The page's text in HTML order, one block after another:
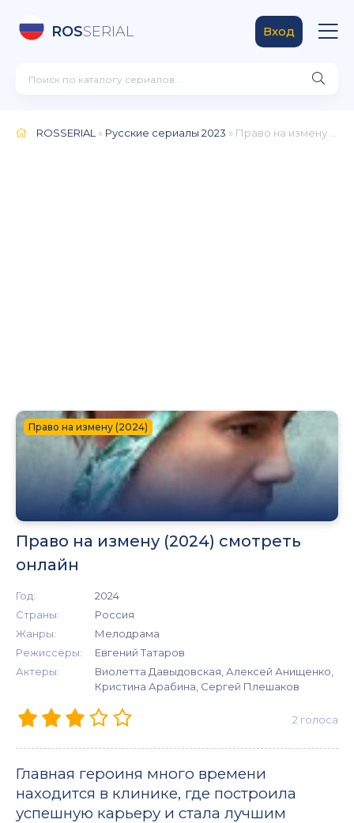
ROSSERIAL Вход
ROSSERIAL » Русские сериалы 2023 » Право на измену (2024)
Право на измену (2024)
Право на измену (2024) смотреть
онлайн
Год:
2024
Страны:
Россия
Жанры:
Мелодрама
Режиссёры:
Евгений Татаров
Актеры:
Виолетта Давыдовская, Алексей Анищенко,
Кристина Арабина, Сергей Плешаков
2 голоса
Главная героиня много времени
находится в клинике, где построила
успешную карьеру и стала лучшим